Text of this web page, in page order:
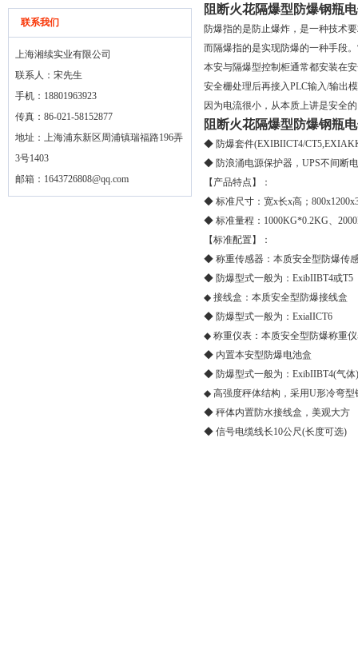
联系我们
上海湘续实业有限公司
联系人：宋先生
手机：18801963923
传真：86-021-58152877
地址：上海浦东新区周浦镇瑞福路196弄
3号1403
邮箱： 1643726808@qq.com
阻断火花隔爆型防爆钢瓶
防爆指的是防止爆炸，是一种技术
而隔爆指的是实现防爆的一种手段
本安与隔爆型控制柜通常都安装在
安全栅处理后再接入PLC输入/输出
因为电流很小，从本质上讲是安全
阻断火花隔爆型防爆钢瓶
◆ 防爆套件(EXIBIICT4/
◆ 防浪涌电源保护器，UPS不间断
【产品特点】：
◆ 标准尺寸：宽x长x高；
◆ 标准量程：1000KG*0.2KG、
【标准配置】：
◆ 称重传感器：本质安全型防爆传
◆ 防爆型式一般为：ExibIIBT4或T5
◆ 接线盒：本质安全型防爆接线盒
◆ 防爆型式一般为：ExiaIICT6
◆ 称重仪表：本质安全型防爆称重
◆ 内置本安型防爆电池盒
◆ 防爆型式一般为：ExibIIBT4(气体
◆ 高强度秤体结构，采用U形冷弯
◆ 秤体内置防水接线盒，美观大方
◆ 信号电缆线长10公尺(长度可选)